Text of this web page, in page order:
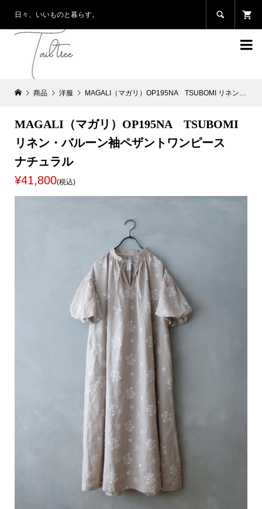
日々、いいものと暮らす。 

商品 洋服 MAGALI（マガリ）OP195NA TSUBOMI リネン・バルーン袖ペザントワンピース ナチュラル
MAGALI（マガリ）OP195NA TSUBOMI
リネン・バルーン袖ペザントワンピース
ナチュラル
¥41,800(税込)